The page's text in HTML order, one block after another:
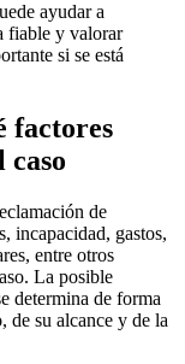
ayudar a
fiable y valorar
si se está
factores
de
incapacidad, gastos,
entre otros
La posible
determina de forma
de su alcance y de la